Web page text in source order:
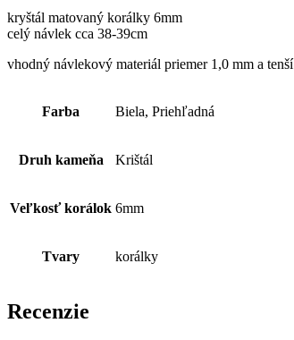
kryštál matovaný korálky 6mm
celý návlek cca 38-39cm
vhodný návlekový materiál priemer 1,0 mm a tenší
Farba Biela, Priehľadná
Druh kameňa Krištál
Veľkosť korálok 6mm
Tvary korálky
Recenzie